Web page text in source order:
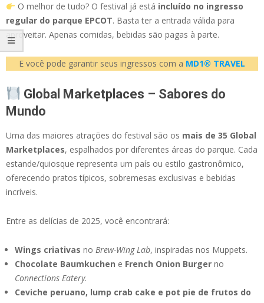
O melhor de tudo? O festival já está incluído no ingresso
regular do parque EPCOT. Basta ter a entrada válida para
aproveitar. Apenas comidas, bebidas são pagas à parte.
E você pode garantir seus ingressos com a MD1® TRAVEL
Global Marketplaces – Sabores do
Mundo
Uma das maiores atrações do festival são os mais de 35 Global
Marketplaces, espalhados por diferentes áreas do parque. Cada
estande/quiosque representa um país ou estilo gastronômico,
oferecendo pratos típicos, sobremesas exclusivas e bebidas
incríveis.
Entre as delícias de 2025, você encontrará:
Wings criativas no Brew-Wing Lab, inspiradas nos Muppets.
Chocolate Baumkuchen e French Onion Burger no
Connections Eatery.
Ceviche peruano, lump crab cake e pot pie de frutos do